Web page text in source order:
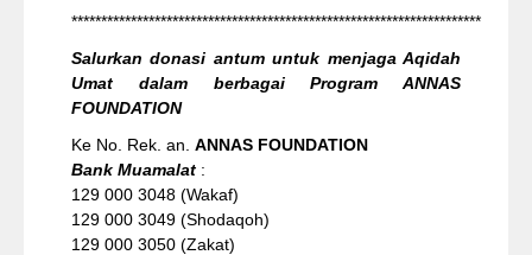
*********************************************************************
Salurkan donasi antum untuk menjaga Aqidah
Umat dalam berbagai Program ANNAS
FOUNDATION
Ke No. Rek. an. ANNAS FOUNDATION
Bank Muamalat :
129 000 3048 (Wakaf)
129 000 3049 (Shodaqoh)
129 000 3050 (Zakat)